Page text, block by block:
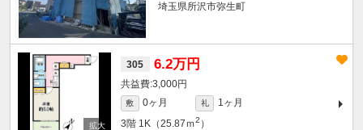
埼玉県所沢市弥生町
305 6.2万円
3,000円
敷 0ヶ月 礼
1ヶ月
3階 1K（25.87ｍ2 ）